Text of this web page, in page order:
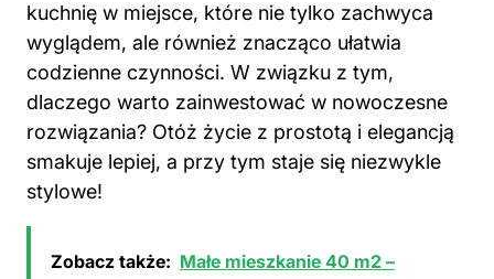
kuchnię w miejsce, które nie tylko zachwyca
wyglądem, ale również znacząco ułatwia
codzienne czynności. W związku z tym,
dlaczego warto zainwestować w nowoczesne
rozwiązania? Otóż życie z prostotą i elegancją
smakuje lepiej, a przy tym staje się niezwykle
stylowe!
Zobacz także: Małe mieszkanie 40 m2 –